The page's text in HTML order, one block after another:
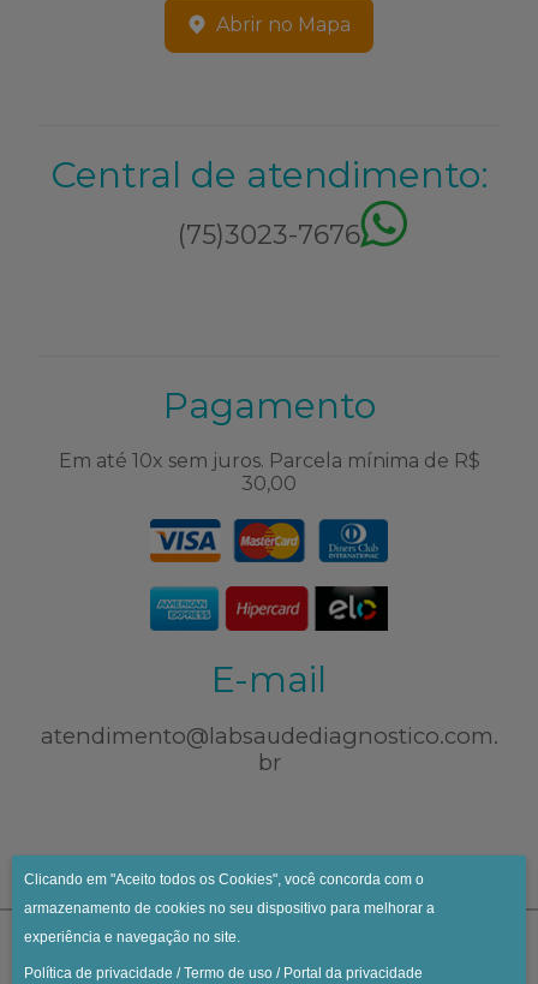
Abrir no Mapa
Central de atendimento:
(75)3023-7676
Pagamento
Em até 10x sem juros. Parcela mínima de R$
30,00
E-mail
atendimento@labsaudediagnostico.com.
br
Clicando em "Aceito todos os Cookies", você concorda com o
armazenamento de cookies no seu dispositivo para melhorar a
experiência e navegação no site.
Política de privacidade /Termo de uso / Portal da privacidade